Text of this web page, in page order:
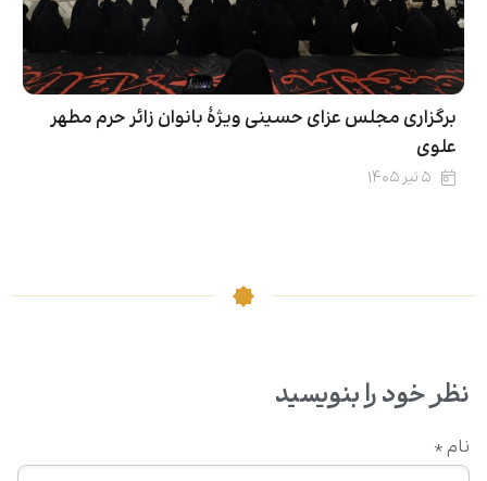
برگزاری مجلس عزای حسینی ویژۀ بانوان زائر حرم مطهر
علوی
۵ تیر ۱۴۰۵
نظر خود را بنویسید
نام *